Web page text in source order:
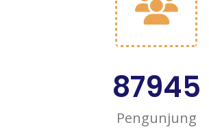
87945
Pengunjung